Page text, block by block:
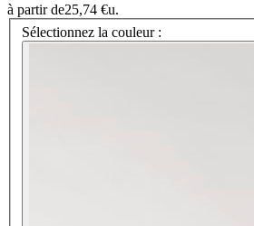
à partir de25,74 €u.
Sélectionnez la couleur :